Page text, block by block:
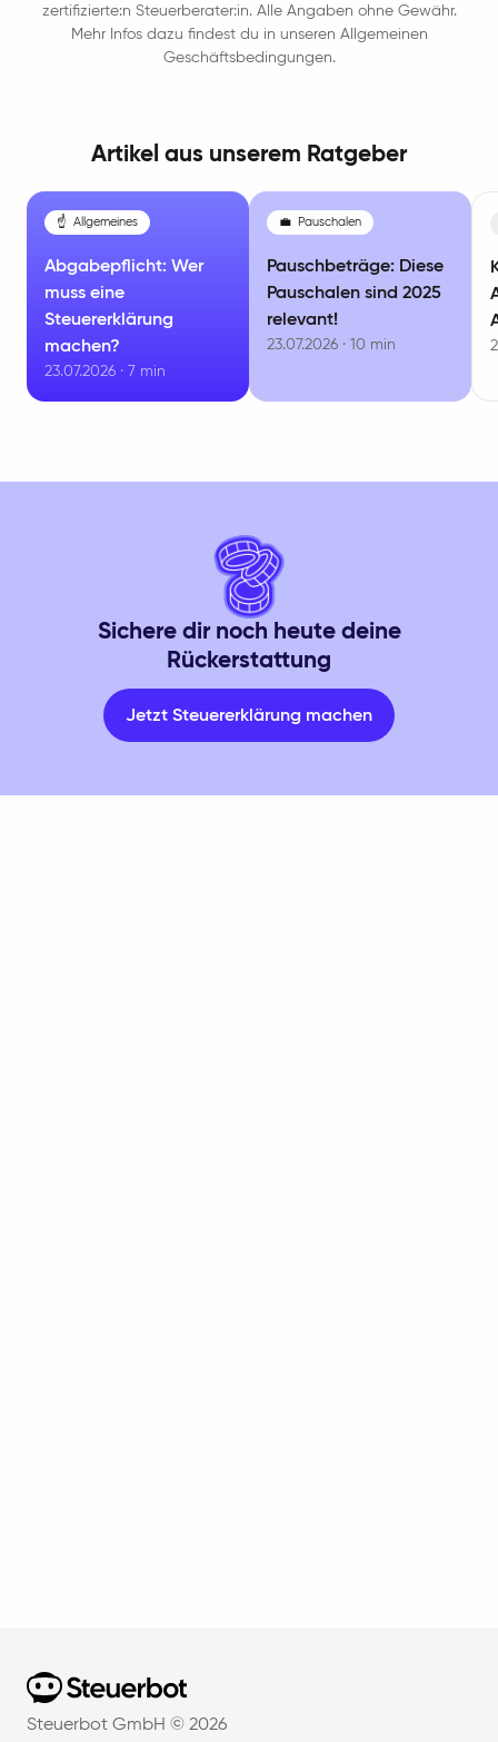
zertifizierte:n Steuerberater:in. Alle Angaben ohne Gewähr.
Mehr Infos dazu findest du in unseren Allgemeinen
Geschäftsbedingungen.
Artikel aus unserem Ratgeber
☝️ Allgemeines
Abgabepflicht: Wer
muss eine
Steuererklärung
machen?
23.07.2026 · 7 min
💼 Pauschalen
Pauschbeträge: Diese
Pauschalen sind 2025
relevant!
23.07.2026 · 10 min
Sichere dir noch heute deine
Rückerstattung
Jetzt Steuererklärung machen
Home
Steuerbot GmbH © 2026